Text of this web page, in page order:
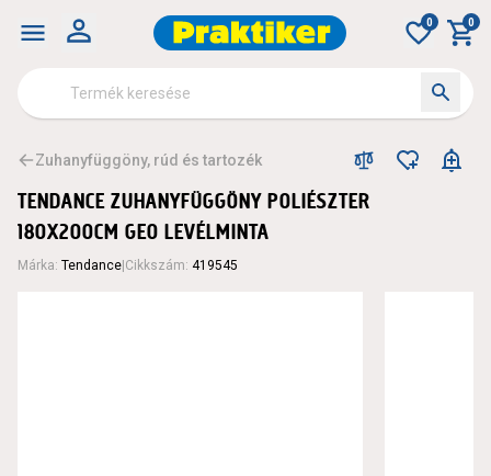
0 0
Zuhanyfüggöny, rúd és tartozék
TENDANCE ZUHANYFÜGGÖNY POLIÉSZTER
180X200CM GEO LEVÉLMINTA
Márka: Tendance Cikkszám: 419545